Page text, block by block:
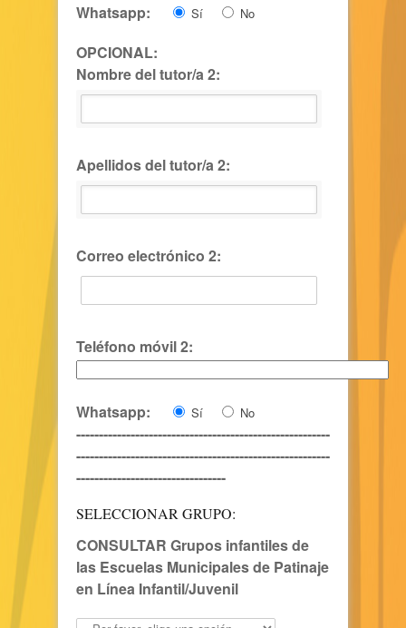
Whatsapp: Sí No
OPCIONAL:
Nombre del tutor/a 2:
Apellidos del tutor/a 2:
Correo electrónico 2:
Teléfono móvil 2:
Whatsapp: Sí No
--------------------------------------------------------
--------------------------------------------------------
---------------------------------
SELECCIONAR GRUPO:
CONSULTAR Grupos infantiles de
las Escuelas Municipales de Patinaje
en Línea Infantil/Juvenil